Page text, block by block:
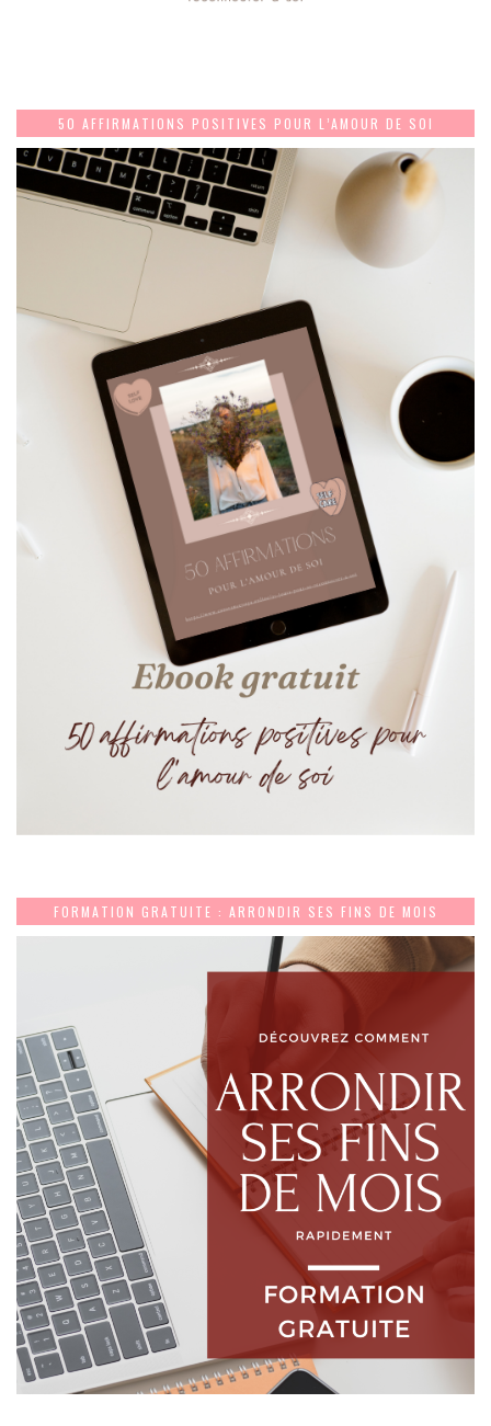
50 AFFIRMATIONS POSITIVES POUR L’AMOUR DE SOI
FORMATION GRATUITE : ARRONDIR SES FINS DE MOIS